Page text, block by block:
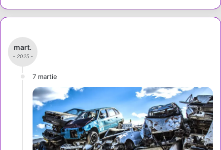
mart.
- 2025 -
7 martie